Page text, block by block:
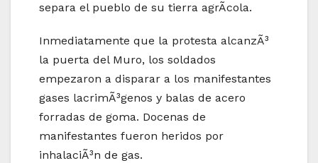
separa el pueblo de su tierra agrÃ­cola.
Inmediatamente que la protesta alcanzÃ³
la puerta del Muro, los soldados
empezaron a disparar a los manifestantes
gases lacrimÃ³genos y balas de acero
forradas de goma. Docenas de
manifestantes fueron heridos por
inhalaciÃ³n de gas.